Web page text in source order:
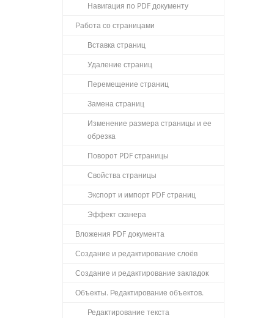
Навигация по PDF документу
Работа со страницами
Вставка страниц
Удаление страниц
Перемещение страниц
Замена страниц
Изменение размера страницы и ее
обрезка
Поворот PDF страницы
Свойства страницы
Экспорт и импорт PDF страниц
Эффект сканера
Вложения PDF документа
Создание и редактирование слоёв
Создание и редактирование закладок
Объекты. Редактирование объектов.
Редактирование текста